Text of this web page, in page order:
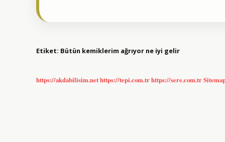
Etiket: Bütün kemiklerim ağrıyor ne iyi gelir
https://akdabilisim.nethttps://tepi.com.trhttps://sere.com.tr